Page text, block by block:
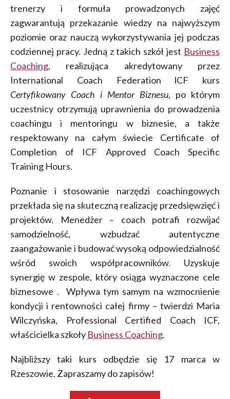
trenerzy i formuła prowadzonych zajęć
zagwarantują przekazanie wiedzy na najwyższym
poziomie oraz nauczą wykorzystywania jej podczas
codziennej pracy. Jedną z takich szkół jest Business
Coaching, realizująca akredytowany przez
International Coach Federation lCF kurs
Certyfikowany Coach i Mentor Biznesu, po którym
uczestnicy otrzymują uprawnienia do prowadzenia
coachingu i mentoringu w biznesie, a także
respektowany na całym świecie Certificate of
Completion of ICF Approved Coach Specific
Training Hours.
Poznanie i stosowanie narzędzi coachingowych
przekłada się na skuteczną realizację przedsięwzięć i
projektów. Menedżer – coach potrafi rozwijać
samodzielność, wzbudzać autentyczne
zaangażowanie i budować wysoką odpowiedzialność
wśród swoich współpracowników. Uzyskuje
synergię w zespole, który osiąga wyznaczone cele
biznesowe . Wpływa tym samym na wzmocnienie
kondycji i rentowności całej firmy – twierdzi Maria
Wilczyńska, Professional Certified Coach ICF,
właścicielka szkoły Business Coaching.
Najbliższy taki kurs odbędzie się 17 marca w
Rzeszowie. Zapraszamy do zapisów!